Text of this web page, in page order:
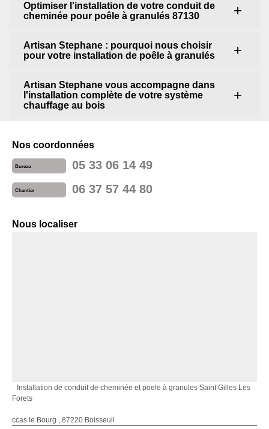
Optimiser l'installation de votre conduit de
cheminée pour poêle à granulés 87130
Artisan Stephane : pourquoi nous choisir
pour votre installation de poêle à granulés
Artisan Stephane vous accompagne dans
l'installation complète de votre système
chauffage au bois
Nos coordonnées
Bureau 05 33 06 14 49
Chantier 06 37 57 44 80
Nous localiser
Installation de conduit de cheminée et poele à granules Saint Gilles Les
Forets
ccas le Bourg , 87220 Boisseuil